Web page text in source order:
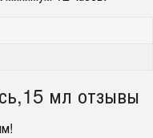
мл отзывы